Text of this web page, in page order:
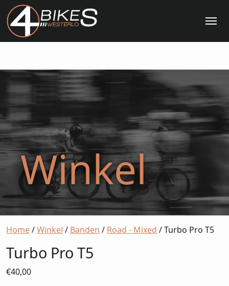
Winkel
Home/Winkel / Banden / Road - Mixed / Turbo Pro T5
Turbo Pro T5
€40,00